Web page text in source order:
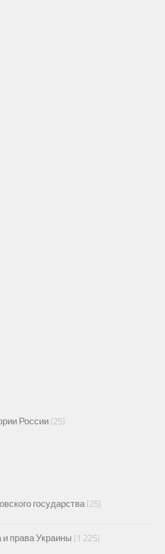
России (25)
государства(25)
и права Украины (1 225)